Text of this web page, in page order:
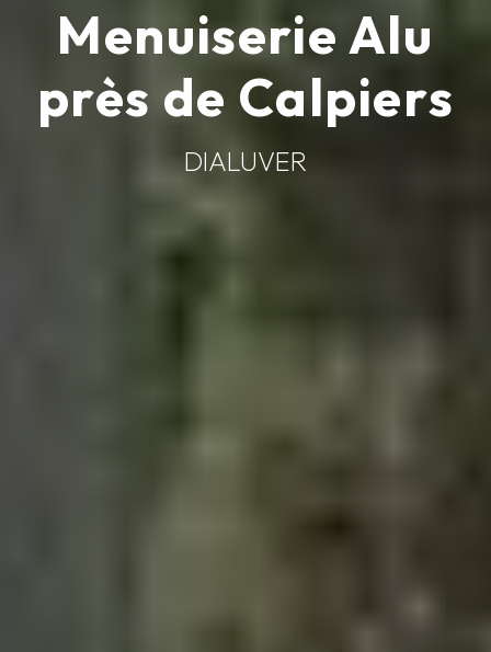
Menuiserie Alu
près de Calpiers
DIALUVER